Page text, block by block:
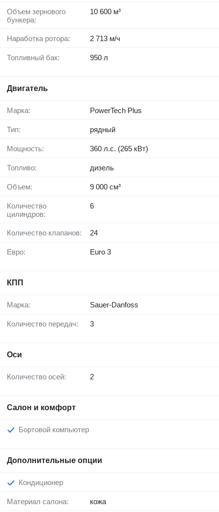
Объем зернового
бункера:
10 600 м³
Наработка ротора: 2 713 м/ч
Топливный бак: 950 л
Двигатель
Марка: PowerTech Plus
Тип: рядный
Мощность: 360 л.с. (265 кВт)
Топливо: дизель
Объем: 9 000 см³
Количество
цилиндров:
6
Количество клапанов: 24
Евро: Euro 3
КПП
Марка: Sauer-Danfoss
Количество передач: 3
Оси
Количество осей: 2
Салон и комфорт
Бортовой компьютер
Дополнительные опции
Кондиционер
Материал салона: кожа